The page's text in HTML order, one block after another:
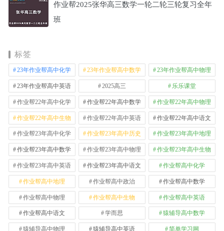
作业帮2025张华高三数学一轮二轮三轮复习全年
班
标签
23年作业帮高中化学 23年作业帮高中数学 23年作业帮高中物理
23年作业帮高中英语 2025高三 乐乐课堂
作业帮22年高中化学 作业帮22年高中数学 作业帮22年高中物理
作业帮22年高中生物 作业帮22年高中英语 作业帮22年高中语文
作业帮23年高中化学 作业帮23年高中历史 作业帮23年高中地理
作业帮23年高中数学 作业帮23年高中物理 作业帮23年高中生物
作业帮23年高中英语 作业帮23年高中语文 作业帮高中化学
作业帮高中地理 作业帮高中政治 作业帮高中数学
作业帮高中物理 作业帮高中生物 作业帮高中英语
作业帮高中语文 学而思 猿辅导高中数学
猿辅导高中物理 猿辅导高中英语 简单学习网